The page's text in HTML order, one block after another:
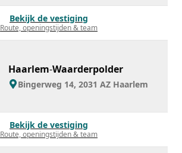
Bekijk de vestiging
Route, openingstijden & team
Haarlem-Waarderpolder
Bingerweg 14, 2031 AZ Haarlem
Bekijk de vestiging
Route, openingstijden & team